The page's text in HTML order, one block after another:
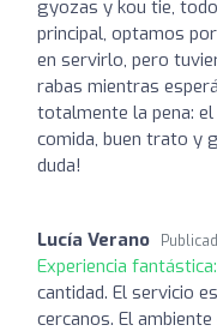
gyozas y kou tie,
principal, optamos
en servirlo, pero
rabas mientras
totalmente la pena: el
comida, buen trato y
duda!
Lucía Verano
Experiencia fantástica:
cantidad. El servicio
cercanos. El